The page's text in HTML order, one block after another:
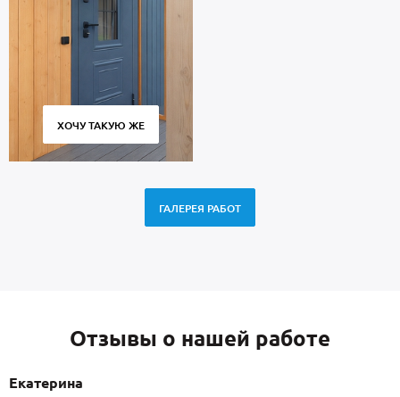
ХОЧУ ТАКУЮ ЖЕ
ГАЛЕРЕЯ РАБОТ
Отзывы о нашей работе
Екатерина